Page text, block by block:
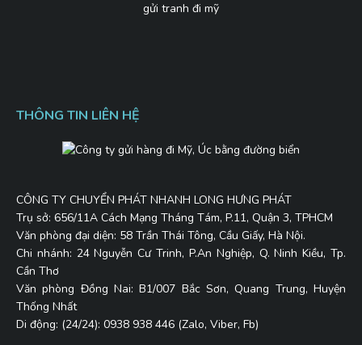
gửi tranh đi mỹ
THÔNG TIN LIÊN HỆ
CÔNG TY CHUYỂN PHÁT NHANH LONG HƯNG PHÁT
Trụ sở: 656/11A Cách Mạng Tháng Tám, P.11, Quận 3, TPHCM
Văn phòng đại diện: 58 Trần Thái Tông, Cầu Giấy, Hà Nội.
Chi nhánh: 24 Nguyễn Cư Trinh, P.An Nghiệp, Q. Ninh Kiều, Tp.
Cần Thơ
Văn phòng Đồng Nai: B1/007 Bắc Sơn, Quang Trung, Huyện
Thống Nhất
Di động: (24/24): 0938 938 446 (Zalo, Viber, Fb)